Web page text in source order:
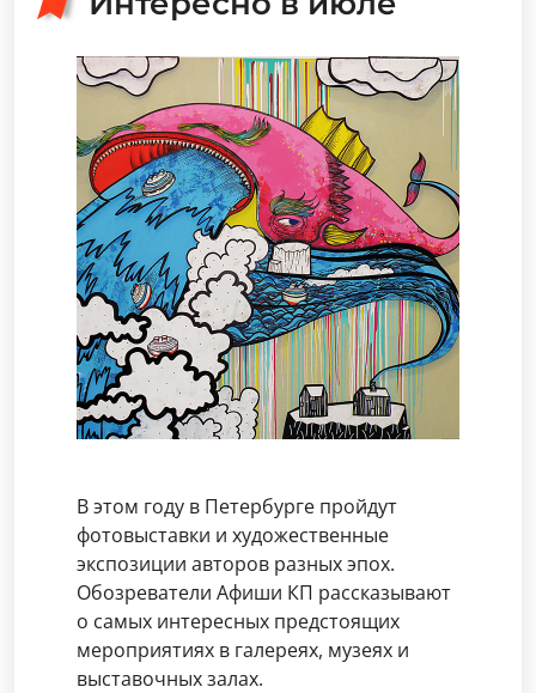
В этом году в Петербурге пройдут
фотовыставки и художественные
экспозиции авторов разных эпох.
Обозреватели Афиши КП рассказывают
о самых интересных предстоящих
мероприятиях в галереях, музеях и
выставочных залах.